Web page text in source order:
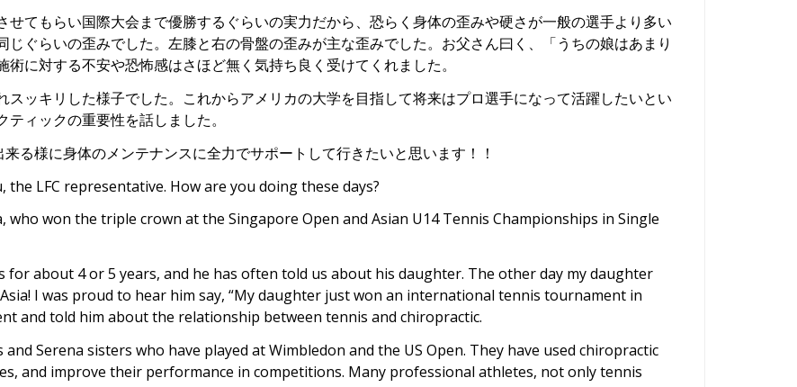
てもらい国際大会まで優勝するぐらいの実力だから、恐らく身体の歪みや硬さが一般の選手より多い
ぐらいの歪みでした。左膝と右の骨盤の歪みが主な歪みでした。お父さん曰く、「うちの娘はあまり
に対する不安や恐怖感はさほど無く気持ち良く受けてくれました。
ッキリした様子でした。これからアメリカの大学を目指して将来はプロ選手になって活躍したいとい
ィックの重要性を話しました。
る様に身体のメンテナンスに全力でサポートして行きたいと思います！！
LFC representative. How are you doing these days?
won the triple crown at the Singapore Open and Asian U14 Tennis Championships in Single
for about 4 or 5 years, and he has often told us about his daughter. The other day my daughter
I was proud to hear him say, “My daughter just won an international tennis tournament in
and told him about the relationship between tennis and chiropractic.
Serena sisters who have played at Wimbledon and the US Open. They have used chiropractic
and improve their performance in competitions. Many professional athletes, not only tennis